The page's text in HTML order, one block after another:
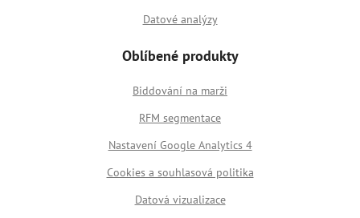
Datové analýzy
Oblíbené produkty
Biddování na marži
RFM segmentace
Nastavení Google Analytics 4
Cookies a souhlasová politika
Datová vizualizace